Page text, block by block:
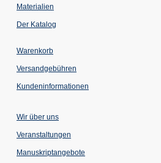
Materialien
Der Katalog
Warenkorb
Versandgebühren
Kundeninformationen
Wir über uns
Veranstaltungen
einem
Manuskriptangebote